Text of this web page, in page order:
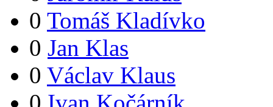
0 Tomáš Kladívko
0 Jan Klas
0 Václav Klaus